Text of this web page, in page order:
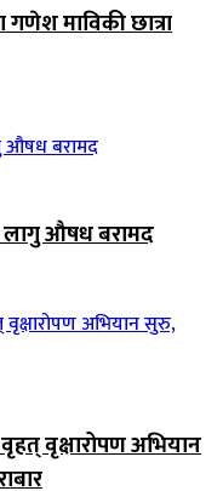
गणेश माविकी छात्रा
लागु औषध बरामद
वृक्षारोपण अभियान